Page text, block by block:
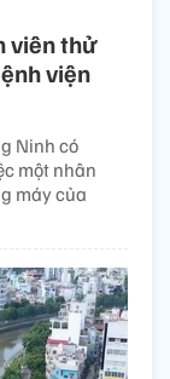
viên thử
viện
Ninh có
một nhân
máy của